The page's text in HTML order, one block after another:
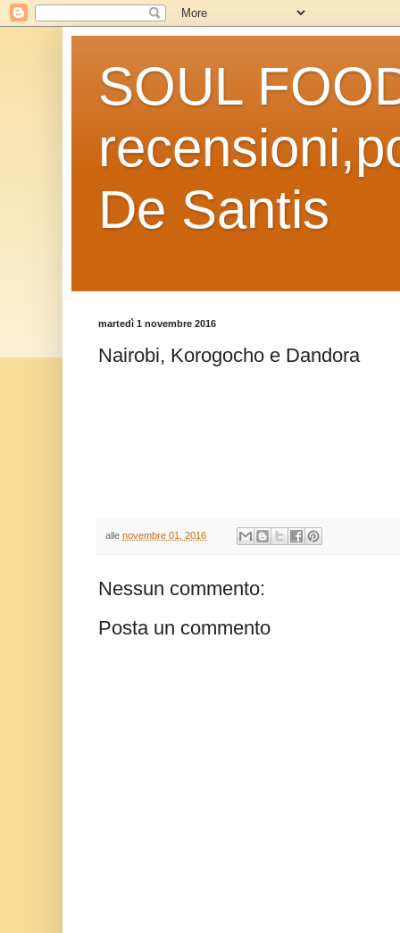
SOUL
De Santis
martedì 1 novembre 2016
Nairobi, Korogocho e Dandora
alle novembre 01, 2016
Nessun commento:
Posta un commento